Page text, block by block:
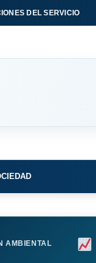
DEL SERVICIO
AMBIENTAL